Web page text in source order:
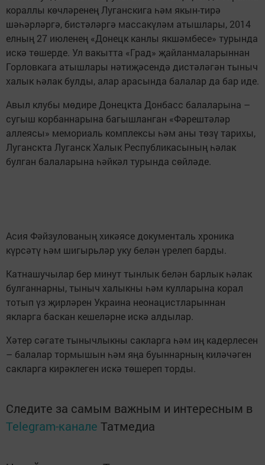
кораллы көчләренең Луганскига һәм якын-тирә
шәһәрләргә, бистәләргә массакүләм атышлары, 2014
елның 27 июленең «Донецк канлы якшәмбесе» турында
искә төшерде. Ул вакытта «Град» җайланмаларыннан
Горловкага атышлары нәтиҗәсендә дистәләгән тыныч
халык һәлак булды, алар арасында балалар да бар иде.
Авыл клубы мөдире Донецкта Донбасс балаларына –
сугыш корбаннарына багышланган «Фәрештәләр
аллеясы» мемориаль комплексы һәм аны төзү тарихы,
Луганскта Луганск Халык Республикасының һәлак
булган балаларына һәйкәл турында сөйләде.
Асия Фәйзулованың хикәясе документаль хроника
күрсәтү һәм шигырьләр уку белән үрелеп барды.
Катнашучылар бер минут тынлык белән барлык һәлак
булганнарны, тыныч халыкны һәм кулларына корал
тотып үз җирләрен Украина неонацистларыннан
якларга баскан кешеләрне искә алдылар.
Хәтер сәгате тынычлыкны сакларга һәм иң кадерлесен
– балалар тормышын һәм яңа буыннарның киләчәген
сакларга кирәклеген искә төшереп торды.
Следите за самым важным и интересным в
Telegram-канале Татмедиа